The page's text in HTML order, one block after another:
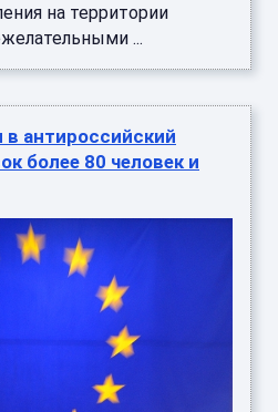
на территории
...
антироссийский
более 80 человек и